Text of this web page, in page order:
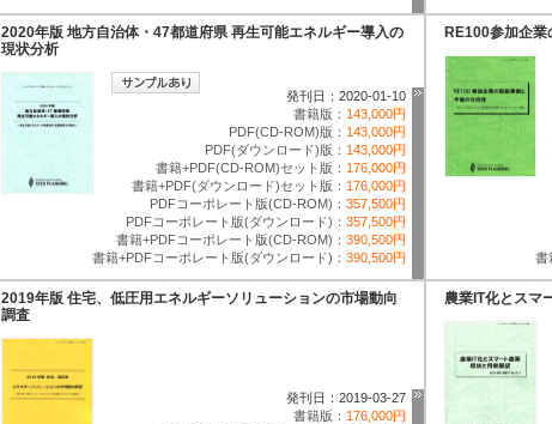
2020年版 地方自治体・47都道府県 再生可能エネルギー導入の
現状分析
発刊日：2020-01-10
書籍版： 143,000円
PDF(CD-ROM)版： 143,000円
PDF(ダウンロード)版： 143,000円
書籍+PDF(CD-ROM)セット版： 176,000円
書籍+PDF(ダウンロード)セット版： 176,000円
PDFコーポレート版(CD-ROM)： 357,500円
PDFコーポレート版(ダウンロード)： 357,500円
書籍+PDFコーポレート版(CD-ROM)： 390,500円
書籍+PDFコーポレート版(ダウンロード)： 390,500円
RE100参加企
書
2019年版 住宅、低圧用エネルギーソリューションの市場動向
調査
発刊日：2019-03-27
書籍版： 176,000円
農業IT化とスマ